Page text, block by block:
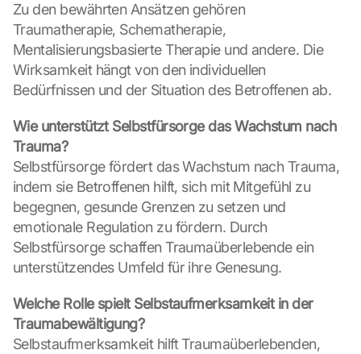
Zu den bewährten Ansätzen gehören
Traumatherapie, Schematherapie,
Mentalisierungsbasierte Therapie und andere. Die
Wirksamkeit hängt von den individuellen
Bedürfnissen und der Situation des Betroffenen ab.
Wie unterstützt Selbstfürsorge das Wachstum nach
Trauma?
Selbstfürsorge fördert das Wachstum nach Trauma,
indem sie Betroffenen hilft, sich mit Mitgefühl zu
begegnen, gesunde Grenzen zu setzen und
emotionale Regulation zu fördern. Durch
Selbstfürsorge schaffen Traumaüberlebende ein
unterstützendes Umfeld für ihre Genesung.
Welche Rolle spielt Selbstaufmerksamkeit in der
Traumabewältigung?
Selbstaufmerksamkeit hilft Traumaüberlebenden,
C
o
k
i
e
g
e
t
z
t
.
G
o
g
l
e